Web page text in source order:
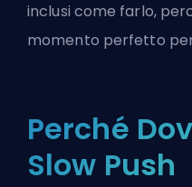
inclusi come farlo,
momento perfetto
Perché
Slow Push